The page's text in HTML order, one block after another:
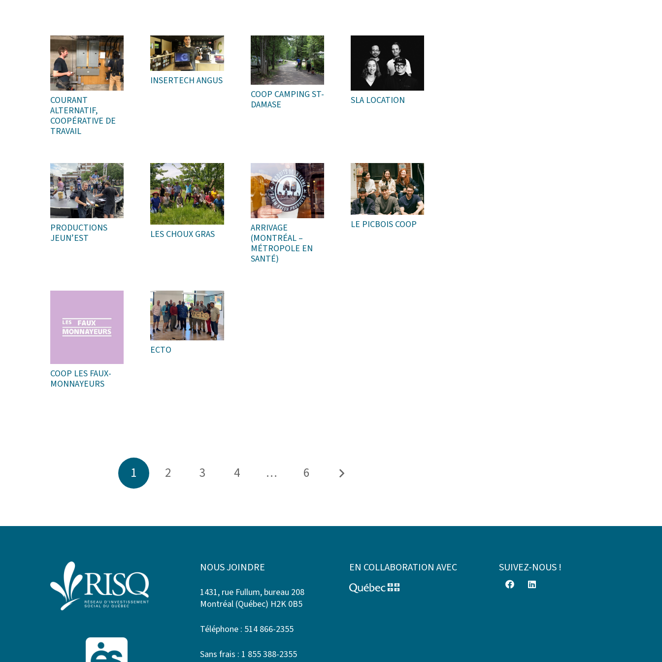
COURANT
ALTERNATIF,
COOPÉRATIVE DE
TRAVAIL
INSERTECH ANGUS
COOP CAMPING ST-
DAMASE
SLA LOCATION
PRODUCTIONS
JEUN’EST
LES CHOUX GRAS
ARRIVAGE
(MONTRÉAL –
MÉTROPOLE EN
SANTÉ)
LE PICBOIS COOP
COOP LES FAUX-
MONNAYEURS
ECTO
1 2 3 4 … 6
NOUS JOINDRE
1431, rue Fullum, bureau 208
Montréal (Québec) H2K 0B5
Téléphone : 514 866-2355
Sans frais : 1 855 388-2355
EN COLLABORATION AVEC SUIVEZ-NOUS !